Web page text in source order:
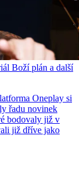
Boží plán a další
Oneplay si
řadu novinek
bodovaly již v
již dříve jako